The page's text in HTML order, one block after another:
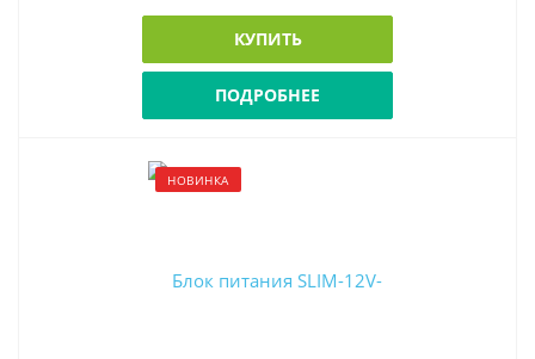
КУПИТЬ
ПОДРОБНЕЕ
НОВИНКА